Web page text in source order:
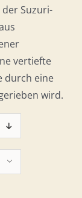
Suzuri-
vertiefte
durch eine
wird.